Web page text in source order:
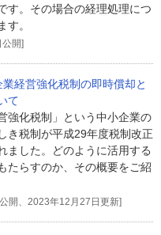
す。その場合の経理処理につ
す。
開]
経営強化税制の即時償却と
て
強化税制」という中小企業の
き税制が平成29年度税制改正
ました。どのように活用する
たらすのか、その概要をご紹
開、2023年12月27日更新]